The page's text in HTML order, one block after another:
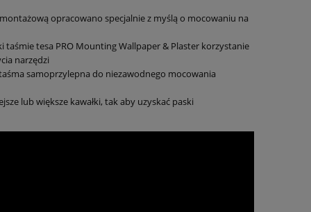
opracowano specjalnie z myślą o mocowaniu na
taśmietesa PRO Mounting Wallpaper & Plaster korzystanie
narzędzi
samoprzylepna do niezawodnego mocowania
lub większe kawałki, tak aby uzyskać paski